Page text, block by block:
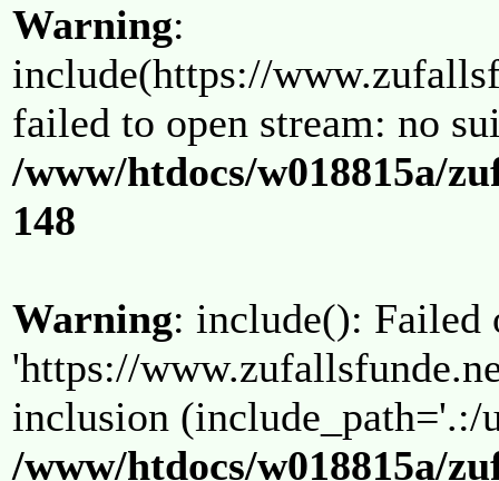
Warning:
include(https://
failed to open stream: no
/www/htdocs/w018815a/
148
Warning: include(): Failed
'https://
inclusion (include_path='.:/
/www/htdocs/w018815a/